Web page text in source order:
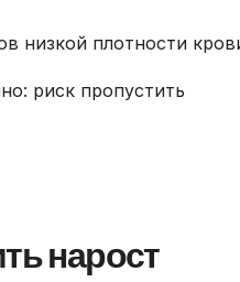
низкой плотности
риск пропустить
нарост